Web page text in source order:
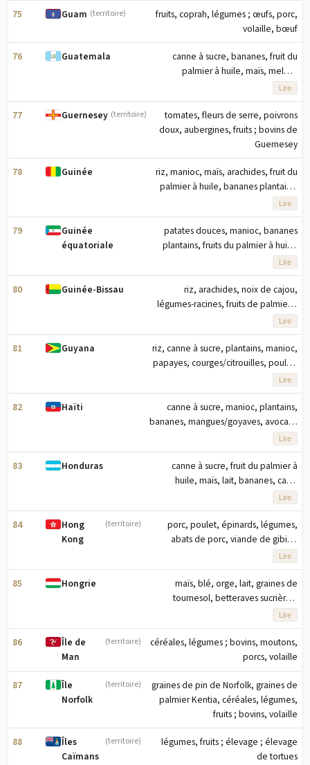
75 Guam (territoire)
fruits, coprah, légumes ; œufs, porc,
volaille, bœuf
76 Guatemala
canne à sucre, bananes, fruit du
palmier à huile, maïs, melons
cantaloup, pommes de terre, lait,
tomates, poulet, ananas (2023) note :
dix principaux produits agricoles en
tonnage
Lire
77 Guernesey (territoire)
tomates, fleurs de serre, poivrons
doux, aubergines, fruits ; bovins de
Guernesey
78 Guinée
riz, manioc, maïs, arachides, fruit du
palmier à huile, bananes plantains,
pommes de terre, fonio, ignames,
patates douces (2023) note : dix
principaux produits agricoles basés
sur le tonnage
Lire
79
Guinée
équatoriale
patates douces, manioc, bananes
plantains, fruits du palmier à huile,
tubercules, bananes, noix de coco,
café, fèves de cacao, poulet (2023) ;
note : dix principaux produits
agricoles basés sur le tonnage
Lire
80 Guinée-Bissau
riz, arachides, noix de cajou,
légumes-racines, fruits de palmier à
huile, plantains, manioc, noix de
coco, légumes, patates douces
(2023) note : les dix principaux
produits agricoles basés sur le
tonnage
Lire
81 Guyana
riz, canne à sucre, plantains, manioc,
papayes, courges/citrouilles, poulet,
lait, gingembre, aubergines (2023)
note : dix principaux produits
agricoles par tonnage
Lire
82 Haïti
canne à sucre, manioc, plantains,
bananes, mangues/goyaves, avocats,
maïs, fruits tropicaux, riz, légumes
(2023) note : les dix principaux
produits agricoles en fonction du
tonnage
Lire
83 Honduras
canne à sucre, fruit du palmier à
huile, maïs, lait, bananes, café,
melons cantaloups, oranges, poulet,
haricots (2023) remarque : dix
principaux produits agricoles basés
sur le tonnage
Lire
84
Hong
Kong
(territoire)
porc, poulet, épinards, légumes,
abats de porc, viande de gibier,
bœuf, fruits, oignons, graisse de porc
(2023) note : dix principaux produits
agricoles par tonnage
Lire
85 Hongrie
maïs, blé, orge, lait, graines de
tournesol, betteraves sucrières,
colza, pommes, porc, raisins (2023)
note : dix principaux produits
agricoles basés sur le tonnage
Lire
86
Île de
Man
(territoire)
céréales, légumes ; bovins, moutons,
porcs, volaille
87
Île
Norfolk
(territoire)
graines de pin de Norfolk, graines de
palmier Kentia, céréales, légumes,
fruits ; bovins, volaille
88
Îles
Caïmans
(territoire)
légumes, fruits ; élevage ; élevage
de tortues